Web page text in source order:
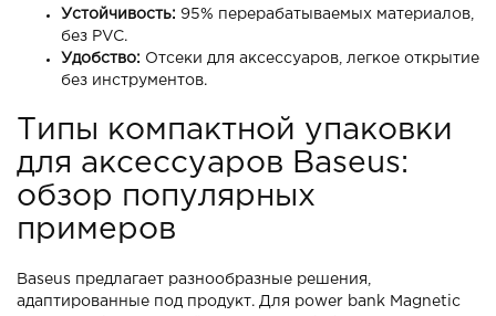
Устойчивость: 95% перерабатываемых материалов,
без PVC.
Удобство: Отсеки для аксессуаров, легкое открытие
без инструментов.
Типы компактной упаковки
для аксессуаров Baseus:
обзор популярных
примеров
Baseus предлагает разнообразные решения,
адаптированные под продукт. Для power bank Magnetic